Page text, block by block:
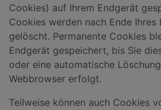
Cookies) auf Ihrem Endgerät
Cookies werden nach Ende Ihres
gelöscht. Permanente Cookies
Endgerät gespeichert, bis Sie
oder eine automatische
Webbrowser erfolgt.
Teilweise können auch Cookies